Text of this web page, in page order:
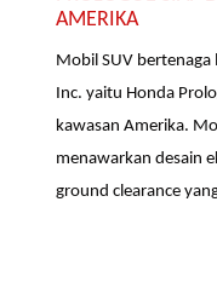
AMERIKA
Mobil SUV
Inc. yaitu Honda
kawasan Amerika.
menawarkan desain
ground clearance